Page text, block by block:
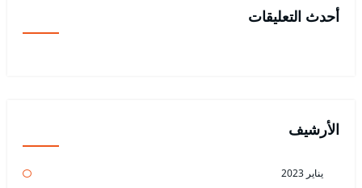
أحدث التعليقات
الأرشيف
يناير 2023